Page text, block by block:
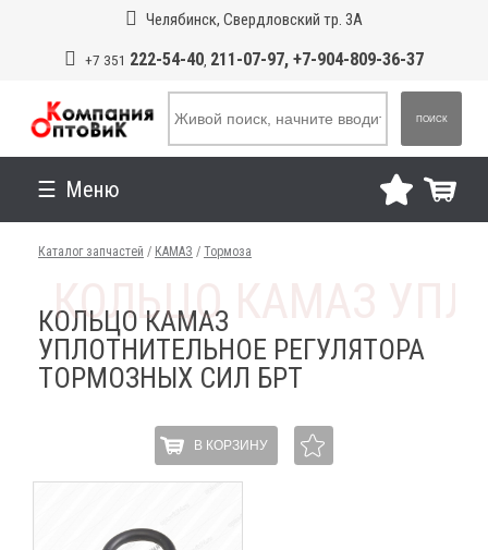
Челябинск, Свердловский тр. 3А
+7 351 222-54-40, 211-07-97, +7-904-809-36-37
ПОИСК
Меню
Каталог запчастей / КАМАЗ / Тормоза
КОЛЬЦО КАМАЗ
УПЛОТНИТЕЛЬНОЕ РЕГУЛЯТОРА
ТОРМОЗНЫХ СИЛ БРТ
В КОРЗИНУ